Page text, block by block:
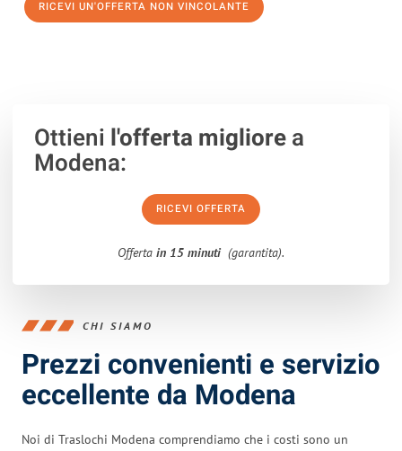
RICEVI UN'OFFERTA NON VINCOLANTE
Ottieni l'offerta migliorea
Modena:
RICEVI OFFERTA
Offerta in 15 minuti (garantita).
CHI SIAMO
Prezzi convenienti e servizio
eccellente da Modena
Noi di Traslochi Modena comprendiamo che i costi sono un